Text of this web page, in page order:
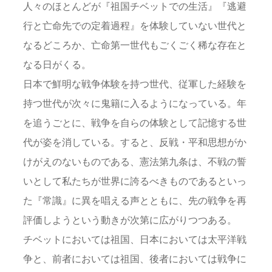
人々のほとんどが『祖国チベットでの生活』『逃避
行と亡命先での定着過程』を体験していない世代と
なるどころか、亡命第一世代もごくごく稀な存在と
なる日がくる。
日本で鮮明な戦争体験を持つ世代、従軍した経験を
持つ世代が次々に鬼籍に入るようになっている。年
を追うごとに、戦争を自らの体験として記憶する世
代が姿を消している。すると、反戦・平和思想がか
けがえのないものである、憲法第九条は、不戦の誓
いとして私たちが世界に誇るべきものであるといっ
た『常識』に異を唱える声とともに、先の戦争を再
評価しようという動きが次第に広がりつつある。
チベットにおいては祖国、日本においては太平洋戦
争と、前者においては祖国、後者においては戦争に